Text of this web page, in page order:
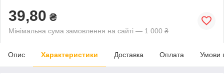
39,80 ₴
Мінімальна сума замовлення на сайті — 1 000 ₴
Опис Характеристики Доставка Оплата Умови